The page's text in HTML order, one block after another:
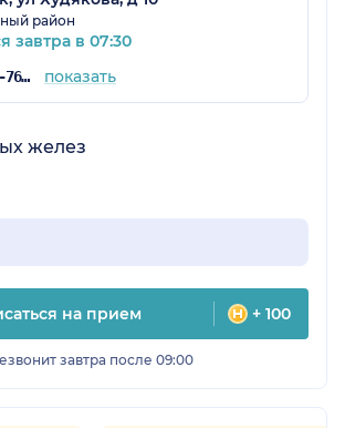
район
завтра в 07:30
+7 (351) 200-76-34 показать
желез
на прием + 100
завтра после 09:00